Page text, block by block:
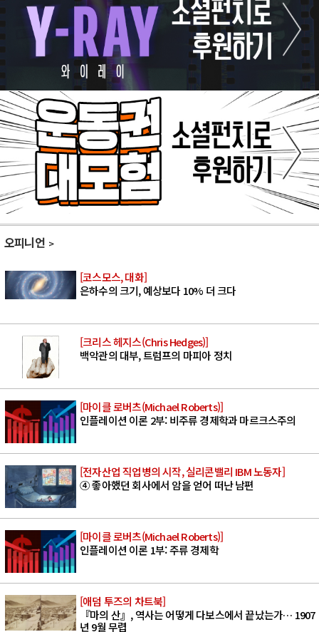
오피니언
[코스모스, 대화]
은하수의 크기, 예상보다 10% 더 크다
[크리스 헤지스(Chris Hedges)]
백악관의 대부, 트럼프의 마피아 정치
[마이클 로버츠(Michael Roberts)]
인플레이션 이론 2부: 비주류 경제학과 마르크스주의
[전자산업 직업병의 시작, 실리콘밸리 IBM 노동자]
④ 좋아했던 회사에서 암을 얻어 떠난 남편
[마이클 로버츠(Michael Roberts)]
인플레이션 이론 1부: 주류 경제학
[애덤 투즈의 차트북]
『마의 산』, 역사는 어떻게 다보스에서 끝났는가… 1907
년 9월 무렵